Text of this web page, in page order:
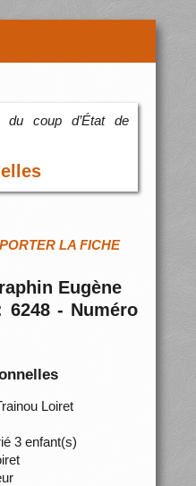
coup d’État de
LA FICHE
Eugène
6248 - Numéro
Loiret
3 enfant(s)